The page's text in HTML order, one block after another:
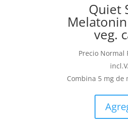
Quiet
veg.
Precio Normal
Combina 5 mg